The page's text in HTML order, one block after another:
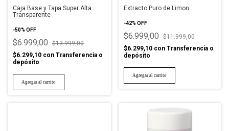
Caja Base y Tapa Super Alta
Transparente
-50% OFF
$6.999,00
$13.999,00
$6.299,10 con Transferencia o
depósito
Extracto Puro de Limon
-42% OFF
$6.999,00
$11.999,00
$6.299,10 con Transferencia o
depósito